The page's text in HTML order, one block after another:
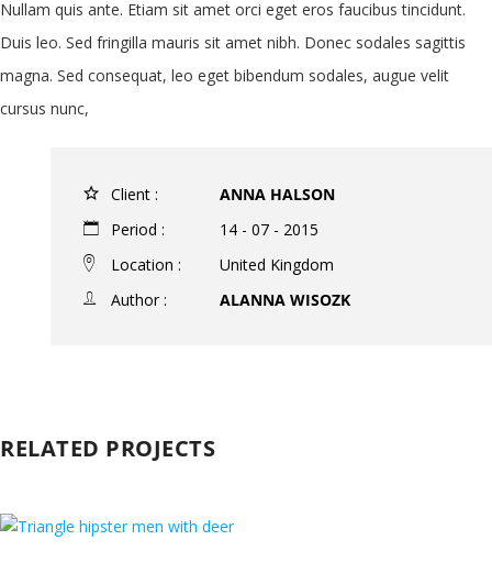
Nullam quis ante. Etiam sit amet orci eget eros faucibus tincidunt.
Duis leo. Sed fringilla mauris sit amet nibh. Donec sodales sagittis
magna. Sed consequat, leo eget bibendum sodales, augue velit
cursus nunc,
Client :
ANNA HALSON
Period :
14 - 07 - 2015
Location :
United Kingdom
Author :
ALANNA WISOZK
RELATED PROJECTS